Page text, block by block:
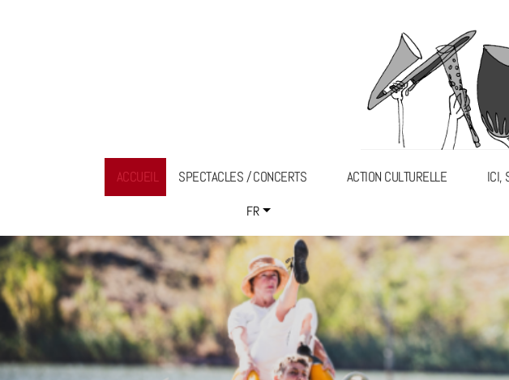
ACCUEIL SPECTACLES / CONCERTS ACTION CULTURELLE ICI,
FR